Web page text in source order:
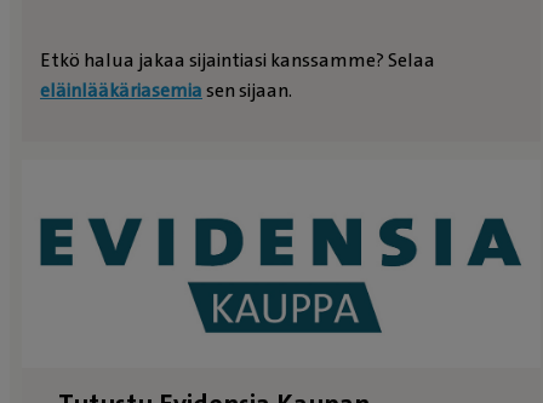
Etkö halua jakaa sijaintiasi kanssamme? Selaa
eläinlääkäriasemiasen sijaan.